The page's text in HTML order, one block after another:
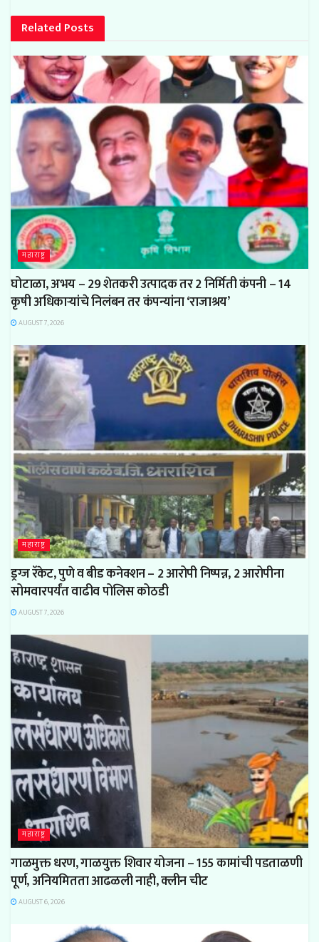
Related Posts
महाराष्ट्र
घोटाळा, अभय – 29 शेतकरी उत्पादक तर 2 निर्मिती कंपनी – 14
कृषी अधिकाऱ्यांचे निलंबन तर कंपन्यांना ‘राजाश्रय’
AUGUST 7, 2026
महाराष्ट्र
ड्रग्ज रॅकेट, पुणे व बीड कनेक्शन – 2 आरोपी निष्पन्न, 2 आरोपीना
सोमवारपर्यंत वाढीव पोलिस कोठडी
AUGUST 7, 2026
महाराष्ट्र
गाळमुक्त धरण, गाळयुक्त शिवार योजना – 155 कामांची पडताळणी
पूर्ण, अनियमितता आढळली नाही, क्लीन चीट
AUGUST 6, 2026